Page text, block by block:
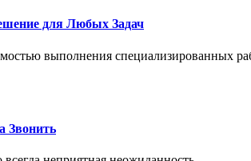
для Любых Задач
выполнения специализированных
Звонить